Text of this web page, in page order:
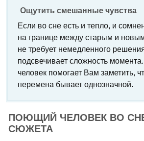
Ощутить смешанные чувства
Если во сне есть и тепло, и
на границе между старым и
не требует немедленного
подсвечивает сложность
человек помогает Вам заметить,
перемена бывает однозначной.
ПОЮЩИЙ ЧЕЛОВЕК ВО
СЮЖЕТА